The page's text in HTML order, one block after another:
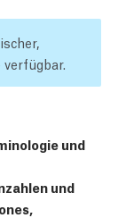
und
und